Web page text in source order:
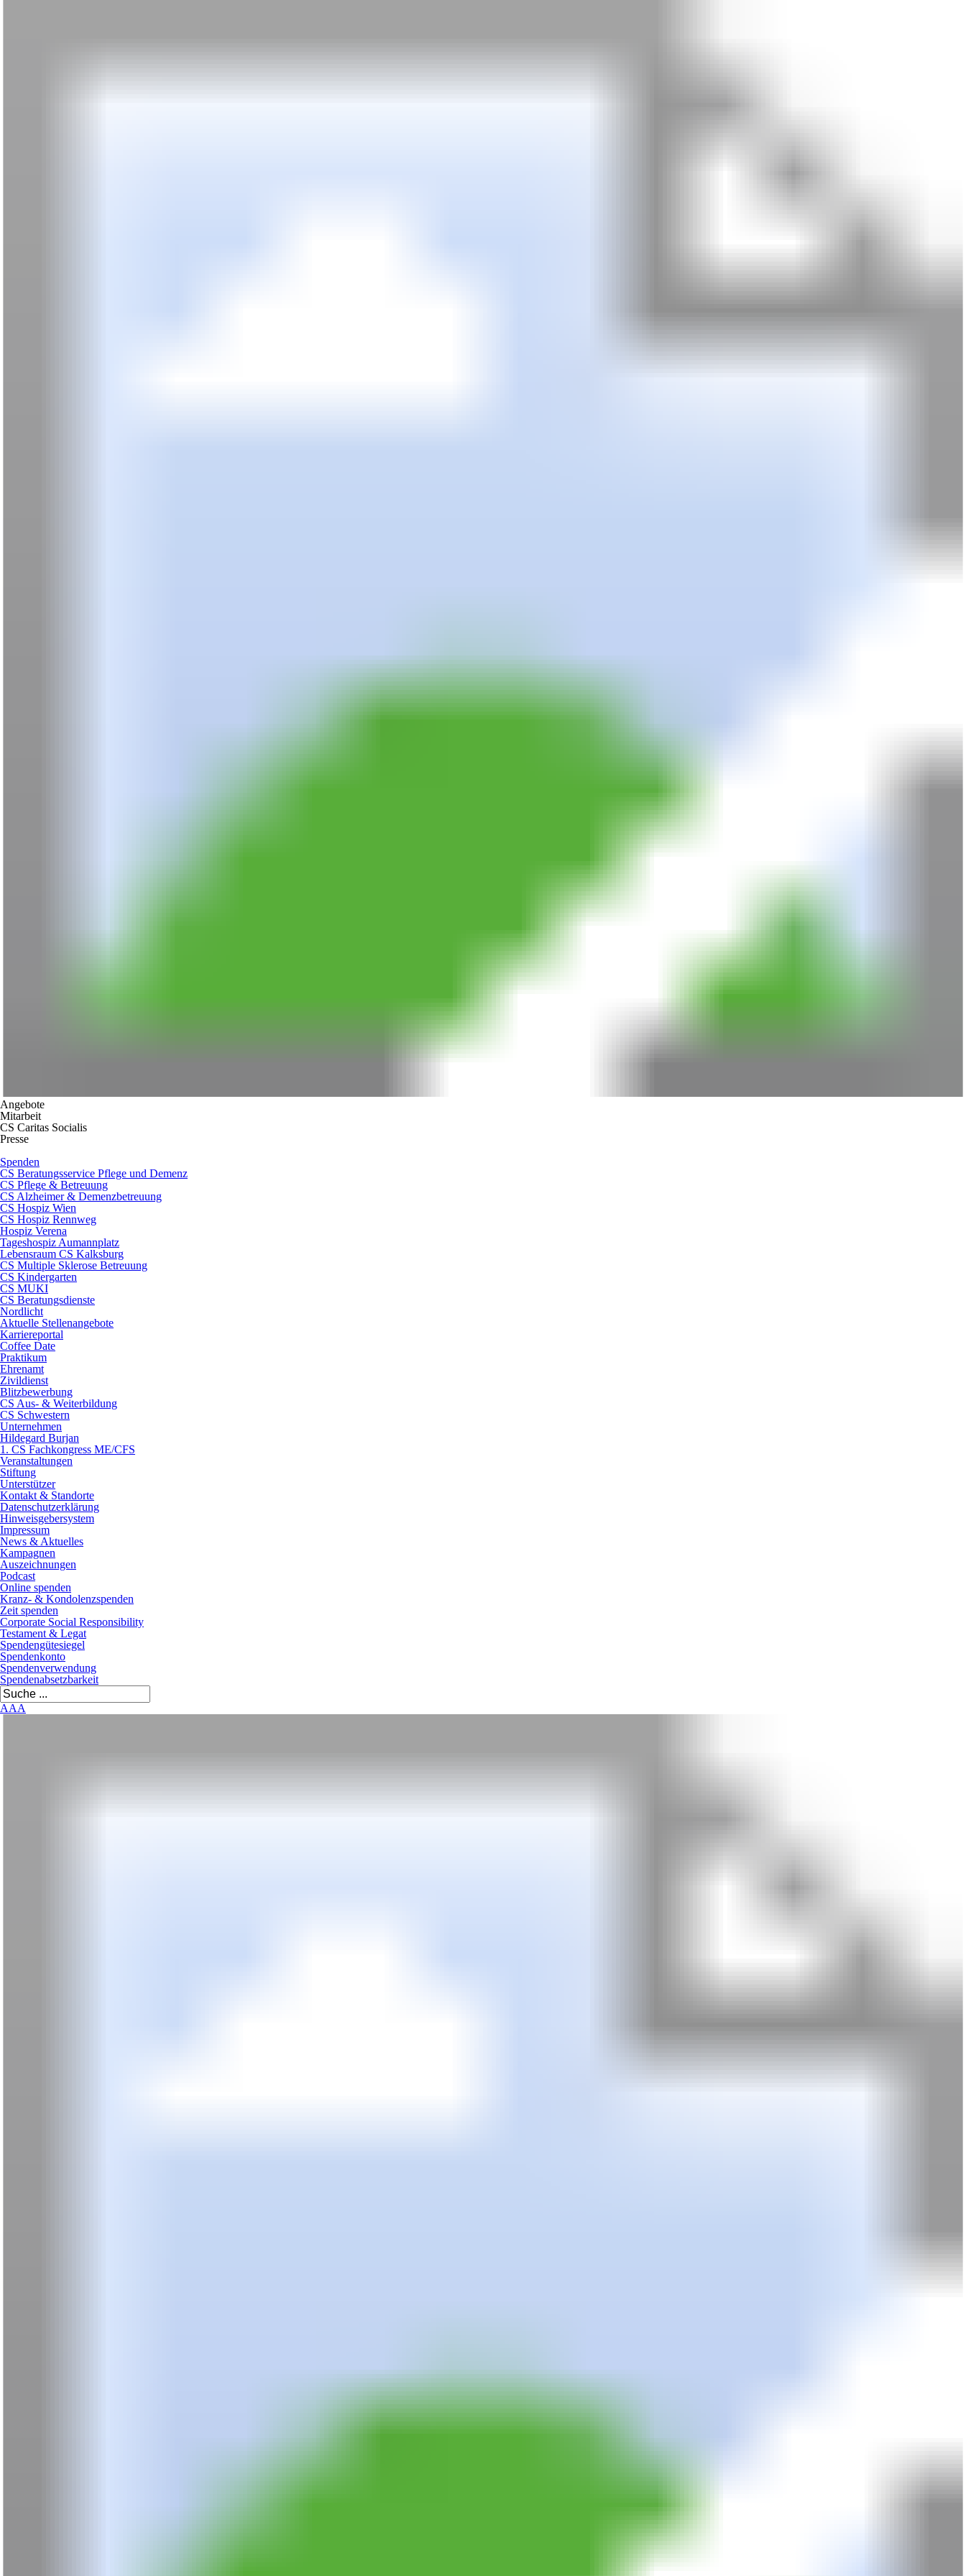
Angebote
Mitarbeit
CS Caritas Socialis
Presse
Spenden
CS Beratungsservice Pflege und Demenz
CS Pflege & Betreuung
CS Alzheimer & Demenzbetreuung
CS Hospiz Wien
CS Hospiz Rennweg
Hospiz Verena
Tageshospiz Aumannplatz
Lebensraum CS Kalksburg
CS Multiple Sklerose Betreuung
CS Kindergarten
CS MUKI
CS Beratungsdienste
Nordlicht
Aktuelle Stellenangebote
Karriereportal
Coffee Date
Praktikum
Ehrenamt
Zivildienst
Blitzbewerbung
CS Aus- & Weiterbildung
CS Schwestern
Unternehmen
Hildegard Burjan
1. CS Fachkongress ME/CFS
Veranstaltungen
Stiftung
Unterstützer
Kontakt & Standorte
Datenschutzerklärung
Hinweisgebersystem
Impressum
News & Aktuelles
Kampagnen
Auszeichnungen
Podcast
Online spenden
Kranz- & Kondolenzspenden
Zeit spenden
Corporate Social Responsibility
Testament & Legat
Spendengütesiegel
Spendenkonto
Spendenverwendung
Spendenabsetzbarkeit
AAA